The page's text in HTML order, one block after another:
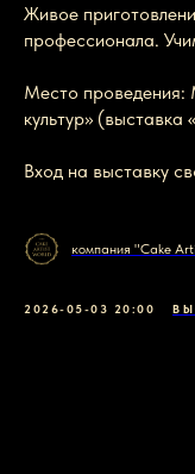
Живое
профессионала.
Место проведения:
культур» (выставка
Вход на выставку
компания "Cake
2026-05-03 20:00